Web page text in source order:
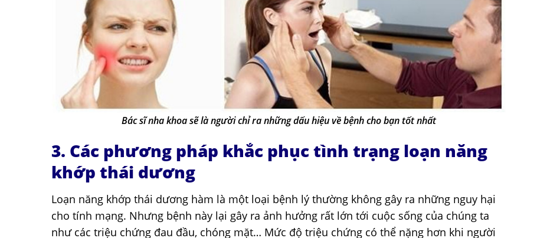
Bác sĩ nha khoa sẽ là người chỉ ra những dấu hiệu về bệnh cho bạn tốt nhất
3. Các phương pháp khắc phục tình trạng loạn năng
khớp thái dương
Loạn năng khớp thái dương hàm là một loại bệnh lý thường không gây ra những nguy hại
cho tính mạng. Nhưng bệnh này lại gây ra ảnh hưởng rất lớn tới cuộc sống của chúng ta
như các triệu chứng đau đầu, chóng mặt… Mức độ triệu chứng có thể nặng hơn khi người